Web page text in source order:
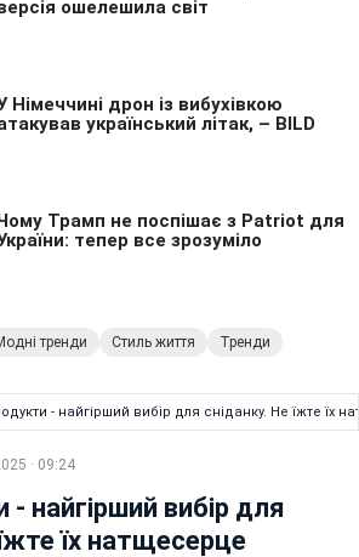
тренди Стиль життя Тренди
- найгірший вибір для сніданку. Не їжте їх
· 09:24
- найгірший вибір для
їх натщесерце